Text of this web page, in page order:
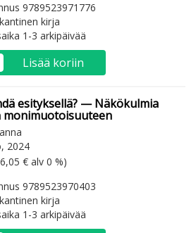
9789523971776
kirja
1-3 arkipäivää
Lisää koriin
esityksellä? — Näkökulmia
monimuotoisuuteen
2024
hinta hinta
€ alv 0 %)
9789523970403
kirja
1-3 arkipäivää